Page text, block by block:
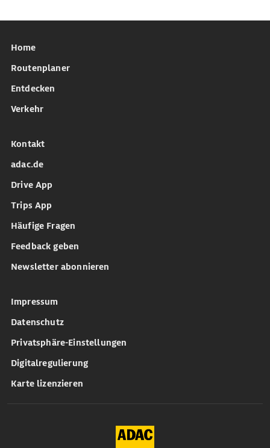
Home
Routenplaner
Entdecken
Verkehr
Kontakt
adac.de
Drive App
Trips App
Häufige Fragen
Feedback geben
Newsletter abonnieren
Impressum
Datenschutz
Privatsphäre-Einstellungen
Digitalregulierung
Karte lizenzieren